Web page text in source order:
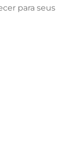
para seus